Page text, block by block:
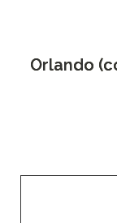
Orlando